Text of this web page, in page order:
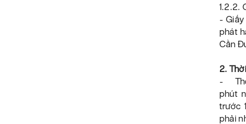
1.2.2.
-
phát
Cần
2.
-
phút
trước
phải